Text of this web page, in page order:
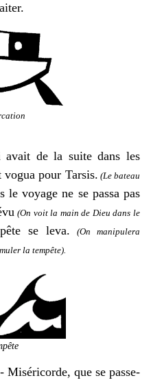
de la suite dans les
vogua pour Tarsis. (Le bateau
le voyage ne se passa pas
(On voit la main de Dieu dans le
se leva.(On manipulera
la tempête).
que se passe-